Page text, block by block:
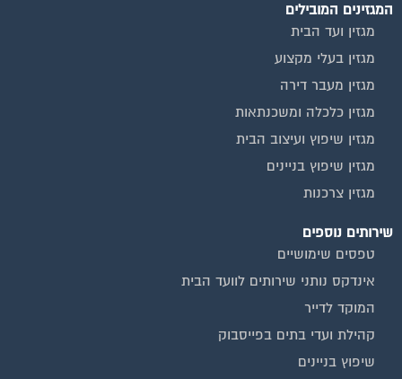
המגזינים המובילים
מגזין ועד הבית
מגזין בעלי מקצוע
מגזין מעבר דירה
מגזין כלכלה ומשכנתאות
מגזין שיפוץ ועיצוב הבית
מגזין שיפוץ בניינים
מגזין צרכנות
שירותים נוספים
טפסים שימושיים
אינדקס נותני שירותים לוועד הבית
המוקד לדייר
קהילת ועדי בתים בפייסבוק
שיפוץ בניינים